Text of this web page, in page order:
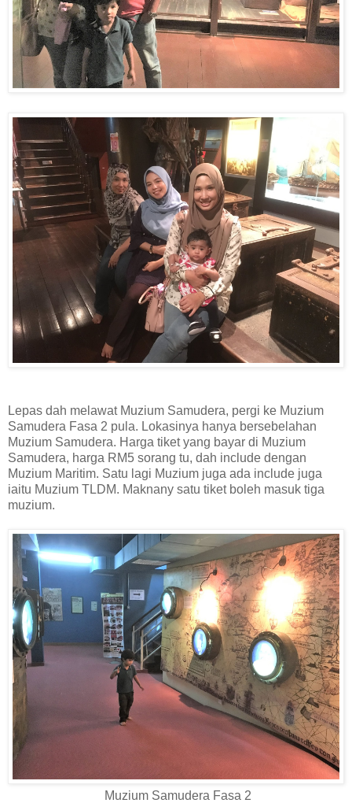
Lepas dah melawat Muzium Samudera, pergi ke Muzium
Samudera Fasa 2 pula. Lokasinya hanya bersebelahan
Muzium Samudera. Harga tiket yang bayar di Muzium
Samudera, harga RM5 sorang tu, dah include dengan
Muzium Maritim. Satu lagi Muzium juga ada include juga
iaitu Muzium TLDM. Maknany satu tiket boleh masuk tiga
muzium.
Muzium Samudera Fasa 2